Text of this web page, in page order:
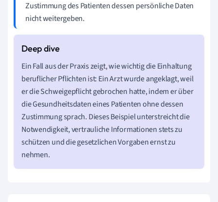
Zustimmung des Patienten dessen persönliche Daten
nicht weitergeben.
Ein Fall aus der Praxis zeigt, wie wichtig die Einhaltung
beruflicher Pflichten ist: Ein Arzt wurde angeklagt, weil
er die Schweigepflicht gebrochen hatte, indem er über
die Gesundheitsdaten eines Patienten ohne dessen
Zustimmung sprach. Dieses Beispiel unterstreicht die
Notwendigkeit, vertrauliche Informationen stets zu
schützen und die gesetzlichen Vorgaben ernst zu
nehmen.